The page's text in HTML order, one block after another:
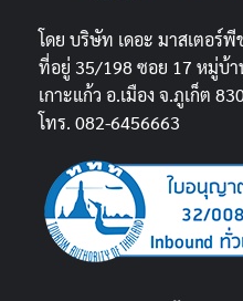
โดย บริษัท เดอะ มาสเตอร์พี
ที่อยู่ 35/198 ซอย 17 หมู่บ้า
เกาะแก้ว อ.เมือง จ.ภูเก็ต
โทร. 082-6456663